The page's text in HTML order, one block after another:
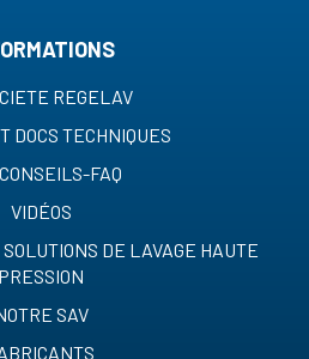
REGELAV
DOCS TECHNIQUES
FAQ
VIDÉOS
DE LAVAGE HAUTE
PRESSION
SAV